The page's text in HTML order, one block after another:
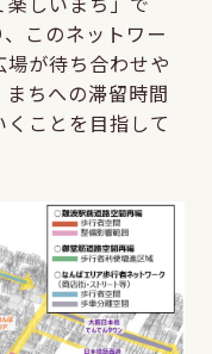
このネットワー
が待ち合わせや
ちへの滞留時間
ことを目指して